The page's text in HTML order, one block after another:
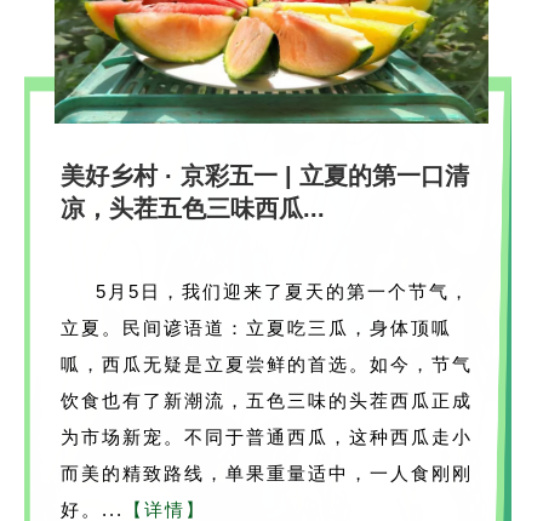
美好乡村 · 京彩五一 | 立夏的第一口清
凉，头茬五色三味西瓜...
5月5日，我们迎来了夏天的第一个节气，
立夏。民间谚语道：立夏吃三瓜，身体顶呱
呱，西瓜无疑是立夏尝鲜的首选。如今，节气
饮食也有了新潮流，五色三味的头茬西瓜正成
为市场新宠。不同于普通西瓜，这种西瓜走小
而美的精致路线，单果重量适中，一人食刚刚
好。...
【详情】